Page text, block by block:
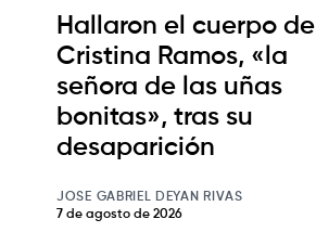
Hallaron el cuerpo de
Cristina Ramos, «la
señora de las uñas
bonitas», tras su
desaparición
JOSE GABRIEL DEYAN RIVAS
7 de agosto de 2026